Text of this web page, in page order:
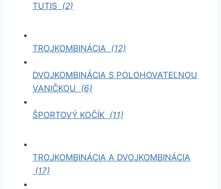
TUTIS (2)
TROJKOMBINÁCIA (12)
DVOJKOMBINÁCIA S POLOHOVATEĽNOU
VANIČKOU (6)
ŠPORTOVÝ KOČÍK (11)
TROJKOMBINÁCIA A DVOJKOMBINÁCIA
(17)